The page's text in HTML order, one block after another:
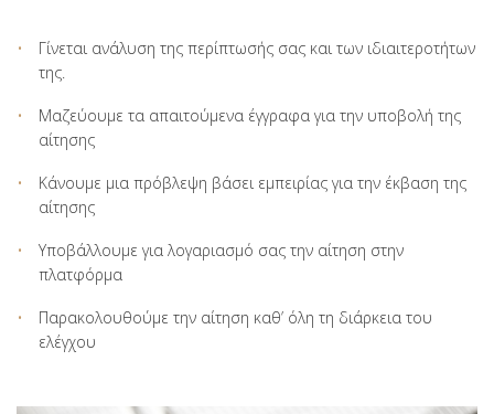
Γίνεται ανάλυση της περίπτωσής σας και των ιδιαιτεροτήτων
της.
Μαζεύουμε τα απαιτούμενα έγγραφα για την υποβολή της
αίτησης
Κάνουμε μια πρόβλεψη βάσει εμπειρίας για την έκβαση της
αίτησης
Υποβάλλουμε για λογαριασμό σας την αίτηση στην
πλατφόρμα
Παρακολουθούμε την αίτηση καθ’ όλη τη διάρκεια του
ελέγχου